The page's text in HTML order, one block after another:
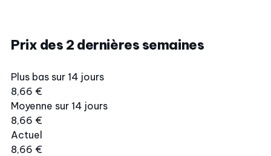
Prix des 2 dernières semaines
Plus bas sur 14 jours
8,66 €
Moyenne sur 14 jours
8,66 €
Actuel
8,66 €